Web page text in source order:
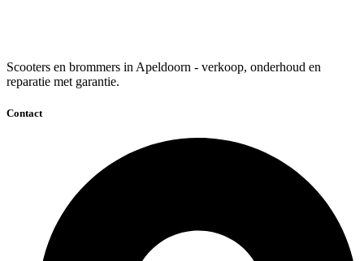
Scooters en brommers in Apeldoorn - verkoop, onderhoud en
reparatie met garantie.
Contact